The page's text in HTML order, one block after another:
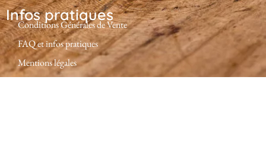
Infos pratiques
Conditions Générales de Vente
FAQ et infos pratiques
Mentions légales